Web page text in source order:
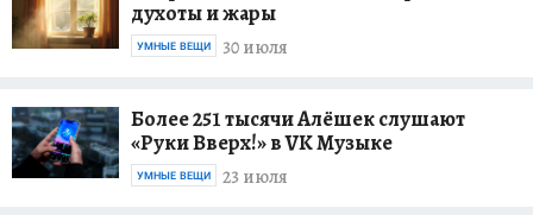
духоты и жары
30 июля
УМНЫЕ ВЕЩИ
Более 251 тысячи Алёшек слушают
«Руки Вверх!» в VK Музыке
23 июля
УМНЫЕ ВЕЩИ